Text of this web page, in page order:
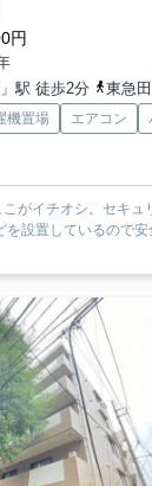
円
駅 徒歩2分
東急田園
機置場 エアコン
こがイチオシ。セキュ
設置しているので安